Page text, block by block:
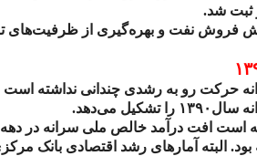
ثبت شد.
فروش نفت و بهره‌گیری از ظرفیت‌های
حرکت رو به رشدی چندانی نداشته است
سال ۱۳۹۰ را تشکیل می‌دهد.
است افت درآمد خالص ملی سرانه در دهه
بود. البته آمارهای رشد اقتصادی بانک